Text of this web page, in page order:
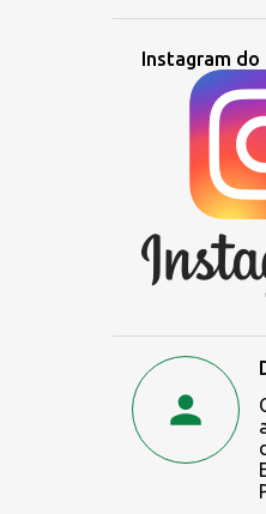
Instagram do